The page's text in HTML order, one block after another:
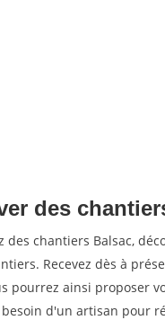
des
des chantiers Balsac,
Recevez dès à
pourrez ainsi proposer
d'un artisan pour